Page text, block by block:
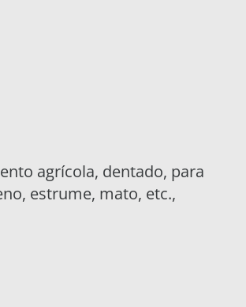
agrícola, dentado, para
estrume, mato, etc.,